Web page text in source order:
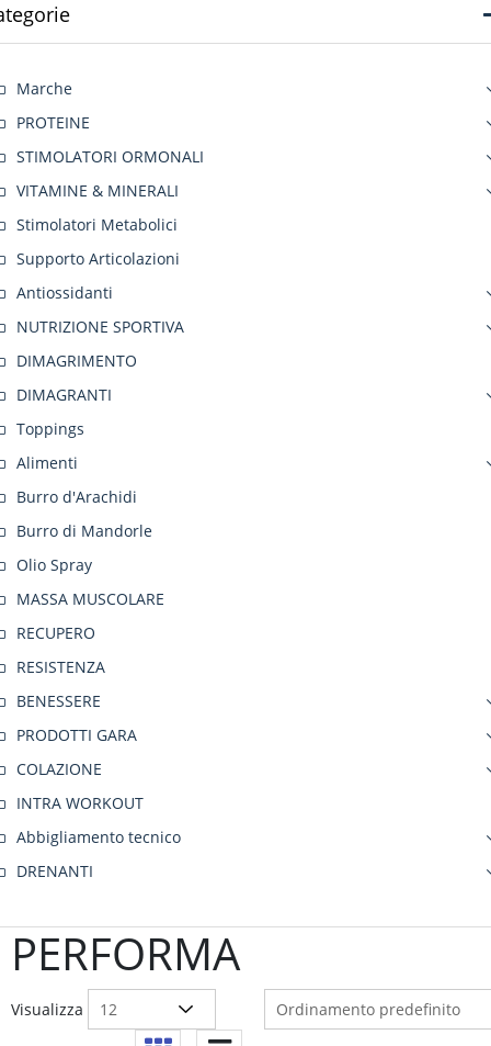
PERFORMA
Visualizza
Marche
PROTEINE
STIMOLATORI ORMONALI
VITAMINE & MINERALI
Stimolatori Metabolici
Supporto Articolazioni
Antiossidanti
NUTRIZIONE SPORTIVA
DIMAGRIMENTO
DIMAGRANTI
Toppings
Alimenti
Burro d'Arachidi
Burro di Mandorle
Olio Spray
MASSA MUSCOLARE
RECUPERO
RESISTENZA
BENESSERE
PRODOTTI GARA
COLAZIONE
INTRA WORKOUT
Abbigliamento tecnico
DRENANTI